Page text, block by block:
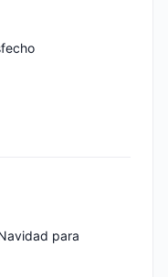
para